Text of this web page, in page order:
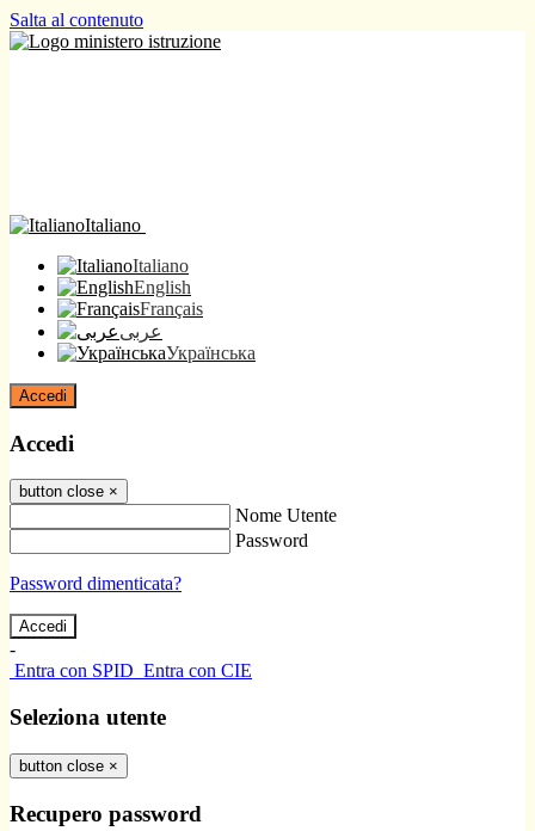
Salta al contenuto
Italiano
Italiano
English
Français
عربى
Українська
Accedi
Accedi
button close ×
Nome Utente
Password
Password dimenticata?
-
Entra con SPID Entra con CIE
Seleziona utente
button close ×
Recupero password